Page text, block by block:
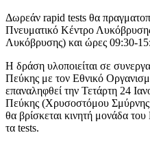
Δωρεάν rapid tests θα
Πνευματικό Κέντρο
Λυκόβρυσης) και ώρες 09:30-
Η δράση υλοποιείται σε
Πεύκης με τον Εθνικό
επαναληφθεί την Τετάρτη 24
Πεύκης (Χρυσοστόμου
θα βρίσκεται κινητή μονάδα
τα tests.